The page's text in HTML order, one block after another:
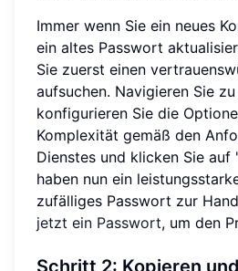
Immer wenn Sie ein neues
ein altes Passwort
Sie zuerst einen
aufsuchen. Navigieren Sie
konfigurieren Sie die
Komplexität gemäß den
Dienstes und klicken Sie auf
haben nun ein
zufälliges Passwort zur
jetzt ein Passwort, um den
Schritt 2: Kopieren